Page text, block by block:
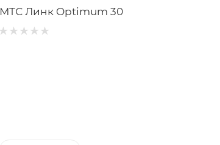
МТС Линк Optimum 30